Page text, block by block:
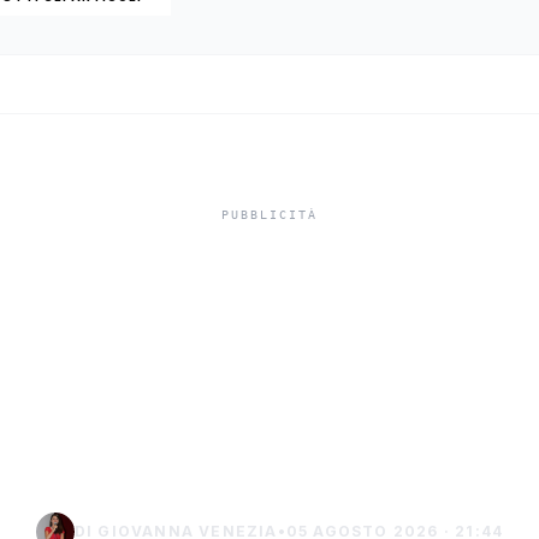
DI GIOVANNA VENEZIA • 05 AGOSTO 2026 · 21:44